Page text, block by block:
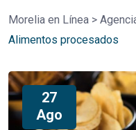
Morelia en Línea >
Alimentos procesados
27
Ago